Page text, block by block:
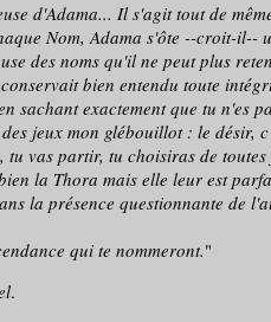
d'Adama... Il s'agit tout de
Nom, Adama s'ôte --croit-
des noms qu'il ne peut plus
bien entendu toute
exactement que tu n'es
jeux mon glébouillot : le
vas partir, tu choisiras de
la Thora mais elle leur est
la présence questionnante de
qui te nommeront."
.